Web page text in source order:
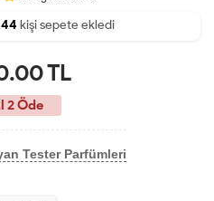
44 kişi sepete ekledi
10
TL
2 Öde
Tester Parfümleri